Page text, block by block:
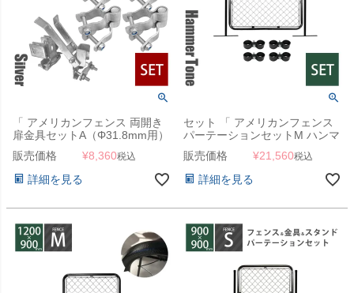
「 アメリカンフェンス 両開き
扉金具セットA（Φ31.8mm用）
シルバー （ ヒンジA4個＋ダブ
ルドアラッチA1個） 」
販売価格 ¥8,360税込
詳細を見る
セット 「 アメリカンフェンス
パーテーションセットM ハンマ
ートーンブラック （
1200×900mmフェンス＋
Φ31.8mmスタンド2本＋ジョイ
ントA4個 ） 」
販売価格 ¥21,560税込
詳細を見る